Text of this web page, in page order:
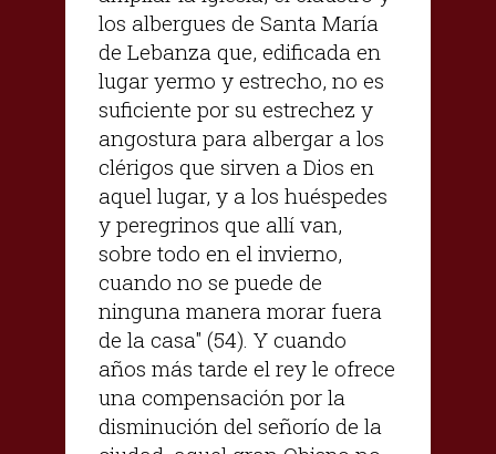
los albergues de Santa María
de Lebanza que, edificada en
lugar yermo y estrecho, no es
suficiente por su estrechez y
angostura para albergar a los
clérigos que sirven a Dios en
aquel lugar, y a los huéspedes
y peregrinos que allí van,
sobre todo en el invierno,
cuando no se puede de
ninguna manera morar fuera
de la casa" (54). Y cuando
años más tarde el rey le ofrece
una compensación por la
disminución del señorío de la